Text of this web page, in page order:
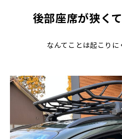
後部座席が狭く
なんてことは起こり